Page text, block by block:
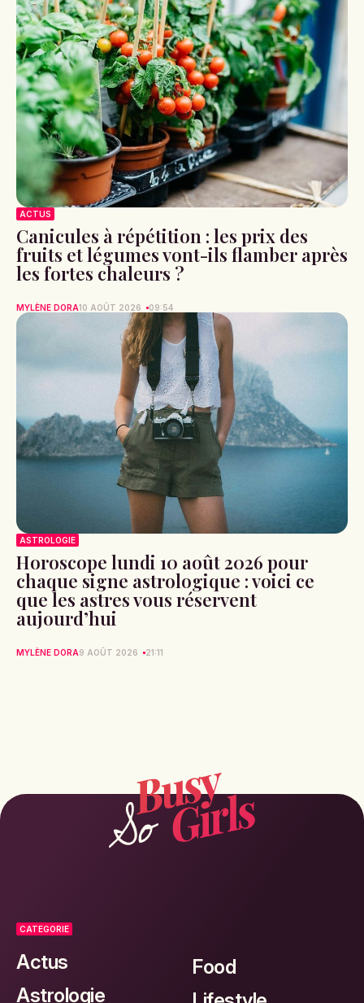
ACTUS
Canicules à répétition : les prix des
fruits et légumes vont-ils flamber après
les fortes chaleurs ?
MYLÈNE DORA10 AOÛT 2026 09:54
ASTROLOGIE
Horoscope lundi 10 août 2026 pour
chaque signe astrologique : voici ce
que les astres vous réservent
aujourd’hui
MYLÈNE DORA9 AOÛT 2026 21:11
CATEGORIE
Actus
Astrologie
Food